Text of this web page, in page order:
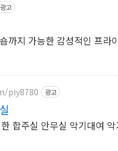
광고
까지 가능한 감성적인 프라
piy8780 광고
합주실 안무실 악기대여